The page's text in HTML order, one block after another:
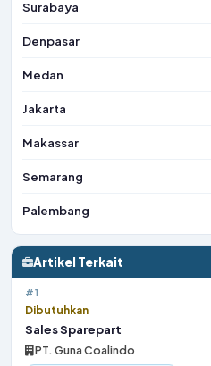
Surabaya
Denpasar
Medan
Jakarta
Makassar
Semarang
Palembang
Artikel Terkait
#1
Dibutuhkan
Sales Sparepart
PT. Guna Coalindo